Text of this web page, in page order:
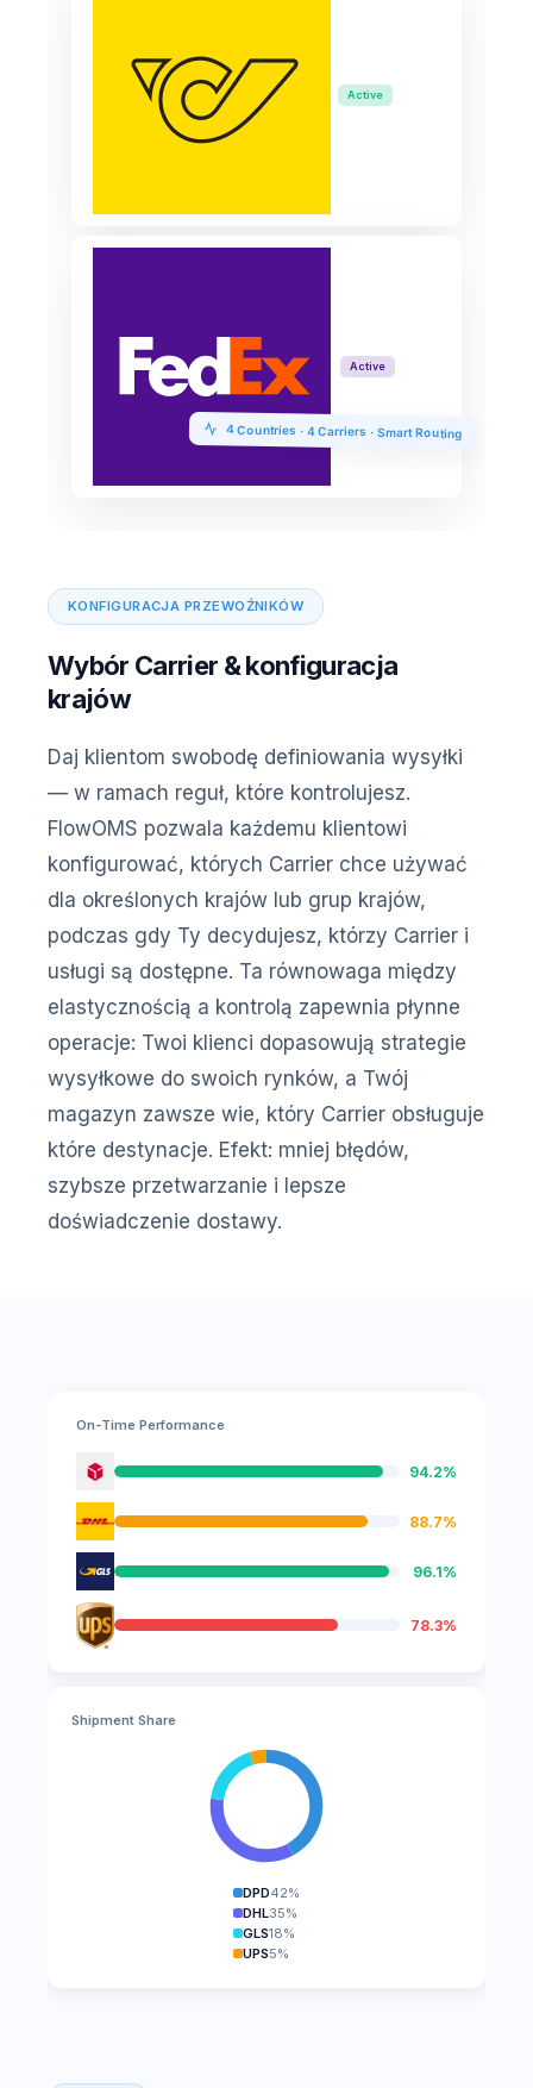
KONFIGURACJA PRZEWOŹNIKÓW
Wybór Carrier & konfiguracja
krajów
Daj klientom swobodę definiowania wysyłki
— w ramach reguł, które kontrolujesz.
FlowOMS pozwala każdemu klientowi
konfigurować, których Carrier chce używać
dla określonych krajów lub grup krajów,
podczas gdy Ty decydujesz, którzy Carrier i
usługi są dostępne. Ta równowaga między
elastycznością a kontrolą zapewnia płynne
operacje: Twoi klienci dopasowują strategie
wysyłkowe do swoich rynków, a Twój
magazyn zawsze wie, który Carrier obsługuje
które destynacje. Efekt: mniej błędów,
szybsze przetwarzanie i lepsze
doświadczenie dostawy.
Active
Active
4 Countries · 4 Carriers · Smart Routing
On-Time Performance
94.2%
88.7%
96.1%
78.3%
Shipment Share
DPD42%
DHL35%
GLS18%
UPS5%